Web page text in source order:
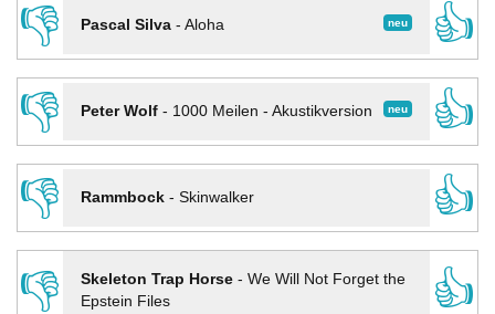
👎
neu
Pascal Silva- Aloha
👍
👎
neu
Peter Wolf- 1000 Meilen - Akustikversion
👍
👎
Rammbock- Skinwalker
👍
👎
Skeleton Trap Horse- We Will Not Forget the
Epstein Files
👍